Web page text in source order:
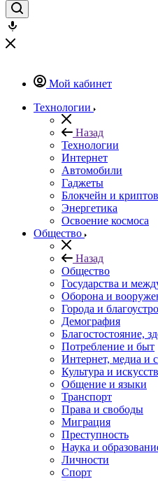
Мой кабинет
Технологии
Назад
Технологии
Интернет
Автомобили
Гаджеты
Блокчейн и
Энергетика
Освоение космоса
Общество
Назад
Общество
Государства и
Оборона и
Города и
Демография
Благостостояние,
Потребление и быт
Интернет, медиа и
Культура и
Общение и языки
Транспорт
Права и свободы
Миграция
Преступность
Наука и
Личности
Спорт